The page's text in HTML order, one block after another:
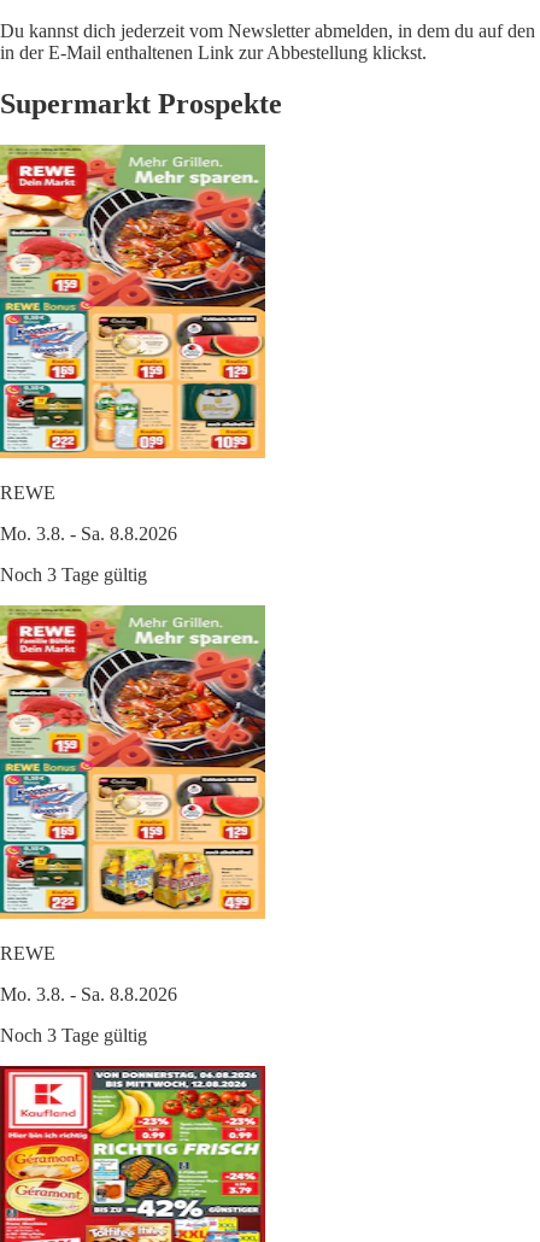
Du kannst dich jederzeit vom Newsletter abmelden, in dem du auf den
in der E-Mail enthaltenen Link zur Abbestellung klickst.
Supermarkt Prospekte
REWE
Mo. 3.8. - Sa. 8.8.2026
Noch 3 Tage gültig
REWE
Mo. 3.8. - Sa. 8.8.2026
Noch 3 Tage gültig